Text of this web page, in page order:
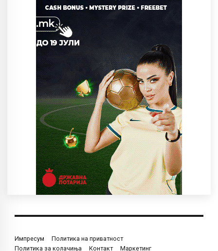
Импресум
Политика на приватност
Политика за колачиња
Контакт Маркетинг